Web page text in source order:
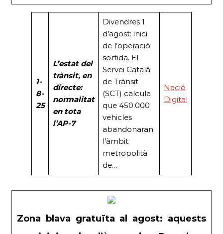
1-
8-
25
L’estat del
trànsit, en
directe:
normalitat
en tota
l’AP-7
Divendres 1
d’agost: inici
de l’operació
sortida. El
Servei Català
de Trànsit
(SCT) calcula
que 450.000
vehicles
abandonaran
l’àmbit
metropolità
de…
Nació
Digital
Zona blava gratuïta al agost: aquests